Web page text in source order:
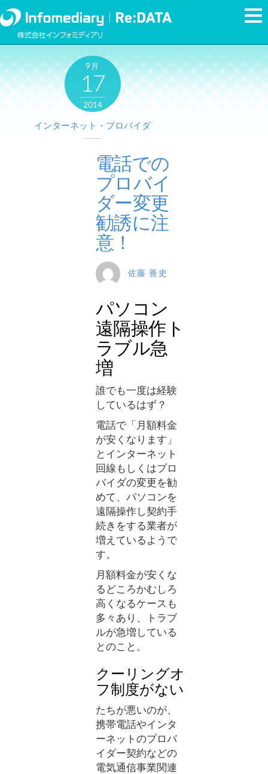
9月
17
2014
インターネット・プロバイダ
電話での
プロバイ
ダー変更
勧誘に注
意！
佐藤 善史
パソコン
遠隔操作ト
ラブル急
増
誰でも一度は経験
しているはず？
電話で「月額料金
が安くなります」
とインターネット
回線もしくはプロ
バイダの変更を勧
めて、パソコンを
遠隔操作し契約手
続きをする業者が
増えているようで
す。
月額料金が安くな
るどころかむしろ
高くなるケースも
多々あり、トラブ
ルが急増している
とのこと。
クーリングオ
フ制度がない
たちが悪いのが、
携帯電話やインタ
ーネットのプロバ
イダー契約などの
電気通信事業関連